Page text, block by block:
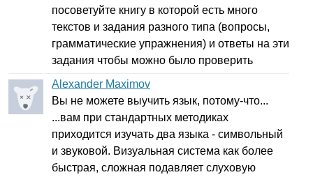
посоветуйте книгу в которой есть много
текстов и задания разного типа (вопросы,
грамматические упражнения) и ответы на эти
задания чтобы можно было проверить
Alexander Maximov
Вы не можете выучить язык, потому-что...
...вам при стандартных методиках
приходится изучать два языка - символьный
и звуковой. Визуальная система как более
быстрая, сложная подавляет слуховую